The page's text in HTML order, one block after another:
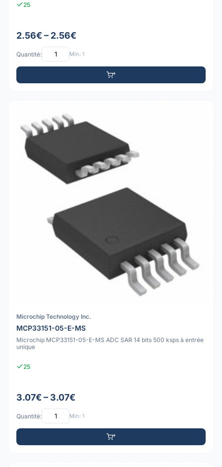
25
2.56€ – 2.56€
Quantité: Min: 1
Microchip Technology Inc.
MCP33151-05-E-MS
Microchip MCP33151-05-E-MS ADC SAR 14 bits 500 ksps à entrée
unique
25
3.07€ – 3.07€
Quantité: Min: 1